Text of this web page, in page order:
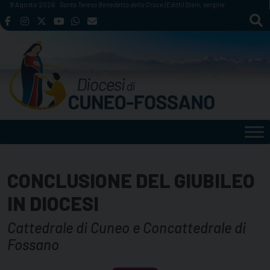
Skip
to
9 Agosto 2026 Santa Teresa Benedetta della Croce (Edith) Stein, vergine
CONCLUSIONE DEL GIUBILEO
IN DIOCESI
Cattedrale di Cuneo e Concattedrale di
Fossano